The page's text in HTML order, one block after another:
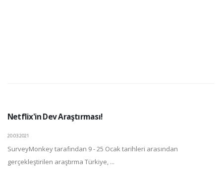
Netflix'in Dev Araştırması!
20.03.2021
SurveyMonkey tarafından 9 - 25 Ocak tarihleri arasından
gerçekleştirilen araştırma Türkiye, ...